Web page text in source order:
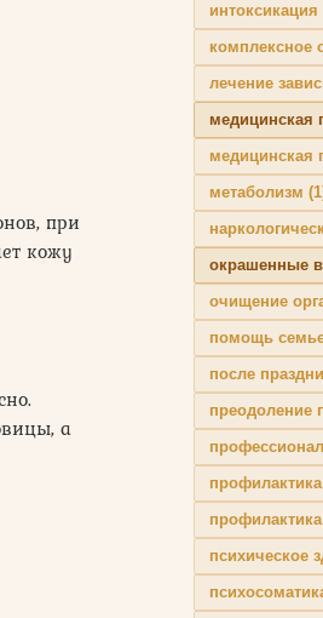
при
кожу
а
комплексное
лечение
медицинская
медицинская
метаболизм
окрашенные
очищение
помощь
после
преодоление
психическое